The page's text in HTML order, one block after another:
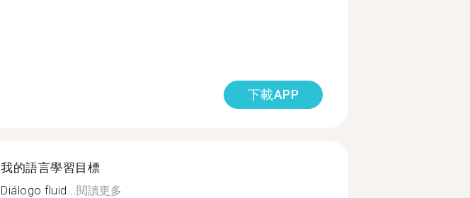
下載APP
我的語言學習目標
Diálogo fluid...閱讀更多